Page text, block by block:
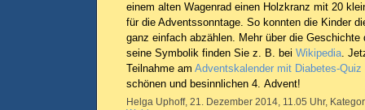
einem alten Wagenrad einen Holzkranz mit 20
für die Adventssonntage. So konnten die Kinder
ganz einfach abzählen. Mehr über die
seine Symbolik finden Sie z. B. bei Wikipedia.
Teilnahme am Adventskalender mit Diabetes-Quiz
schönen und besinnlichen 4. Advent!
Helga Uphoff, 21. Dezember 2014, 11.05 Uhr,